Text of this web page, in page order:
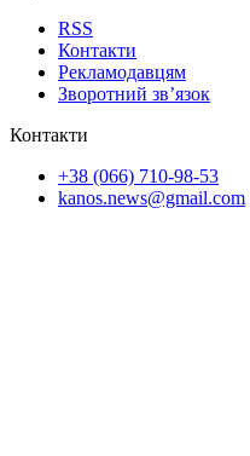
RSS
Контакти
Рекламодавцям
Зворотний зв’язок
Контакти
+38 (066) 710-98-53
kanos.news@gmail.com